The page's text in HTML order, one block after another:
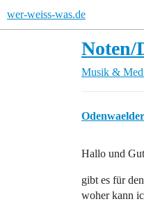
wer-weiss-was.de
Noten/
Musik &
Odenwaelder
Hallo und
gibt es für
woher kann